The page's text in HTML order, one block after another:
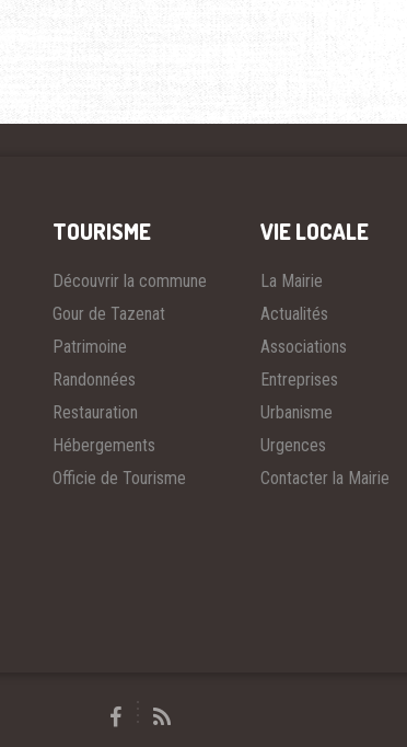
TOURISME
Découvrir la commune
Gour de Tazenat
Patrimoine
Randonnées
Restauration
Hébergements
Officie de Tourisme
VIE LOCALE
La Mairie
Actualités
Associations
Entreprises
Urbanisme
Urgences
Contacter la Mairie